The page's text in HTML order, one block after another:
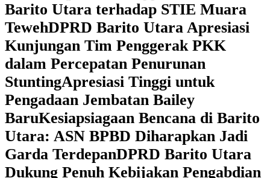
Barito Utara terhadap STIE Muara
TewehDPRD Barito Utara Apresiasi
Kunjungan Tim Penggerak PKK
dalam Percepatan Penurunan
StuntingApresiasi Tinggi untuk
Pengadaan Jembatan Bailey
BaruKesiapsiagaan Bencana di Barito
Utara: ASN BPBD Diharapkan Jadi
Garda TerdepanDPRD Barito Utara
Dukung Penuh Kebijakan Pengabdian